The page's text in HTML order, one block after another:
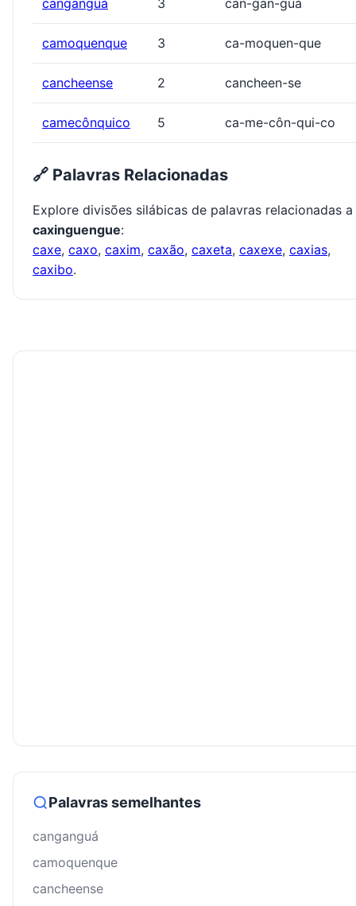
canganguá 3 can-gan-guá
camoquenque 3 ca-moquen-que
cancheense 2 cancheen-se
camecônquico 5 ca-me-côn-qui-co
🔗 Palavras Relacionadas
Explore divisões silábicas de palavras relacionadas a
caxinguengue:
caxe, caxo, caxim, caxão, caxeta, caxexe, caxias,
caxibo.
Palavras semelhantes
canganguá
camoquenque
cancheense